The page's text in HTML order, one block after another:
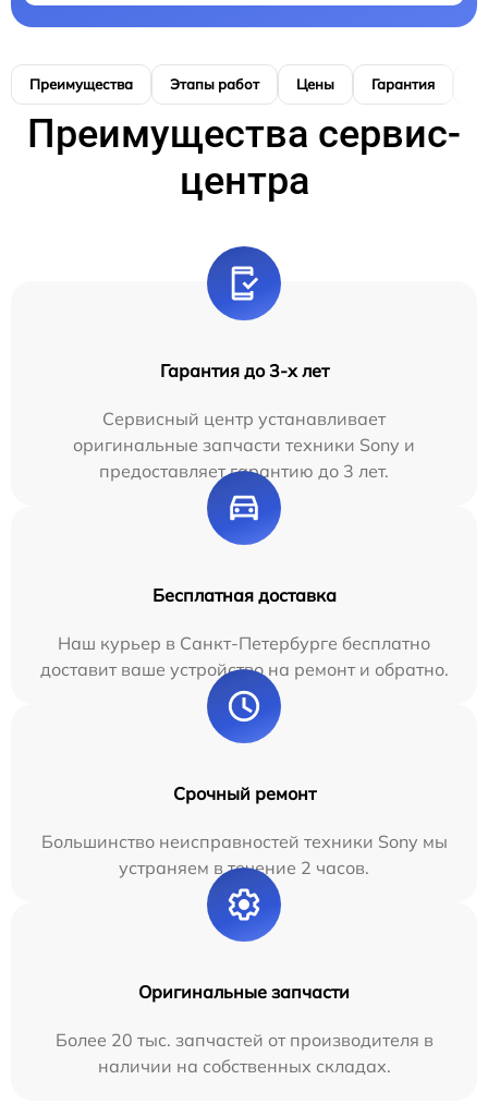
Преимущества Этапы работ Цены Гарантия
Преимущества сервис-
центра
Гарантия до 3-х лет
Сервисный центр устанавливает
оригинальные запчасти техники Sony и
предоставляет гарантию до 3 лет.
Бесплатная доставка
Наш курьер в Санкт-Петербурге бесплатно
доставит ваше устройство на ремонт и обратно.
Срочный ремонт
Большинство неисправностей техники Sony мы
устраняем в течение 2 часов.
Оригинальные запчасти
Более 20 тыс. запчастей от производителя в
наличии на собственных складах.